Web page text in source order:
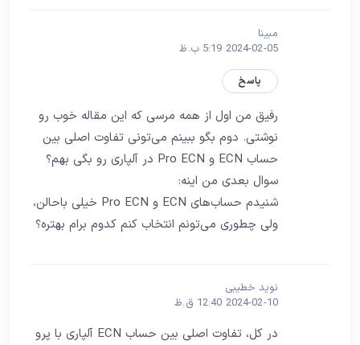
مبینا
2024-02-05 5:19 ب.ظ
پاسخ
رفیق من اول از همه مرسی که این مقاله خوب رو
نوشتی. دوم بگو ببینم می‌تونی تفاوت اصلی بین
حساب ECN و Pro ECN در آلپاری رو بگی بهم؟
سوال بعدی من اینه:
شنیدم حساب‌های ECN و Pro ECN خیلی باحالن،
ولی چطوری می‌تونم انتخاب کنم کدوم برام بهتره؟
نوید خطیبی
2024-02-10 12:40 ق.ظ
در کل، تفاوت اصلی بین حساب ECN آلپاری با پرو